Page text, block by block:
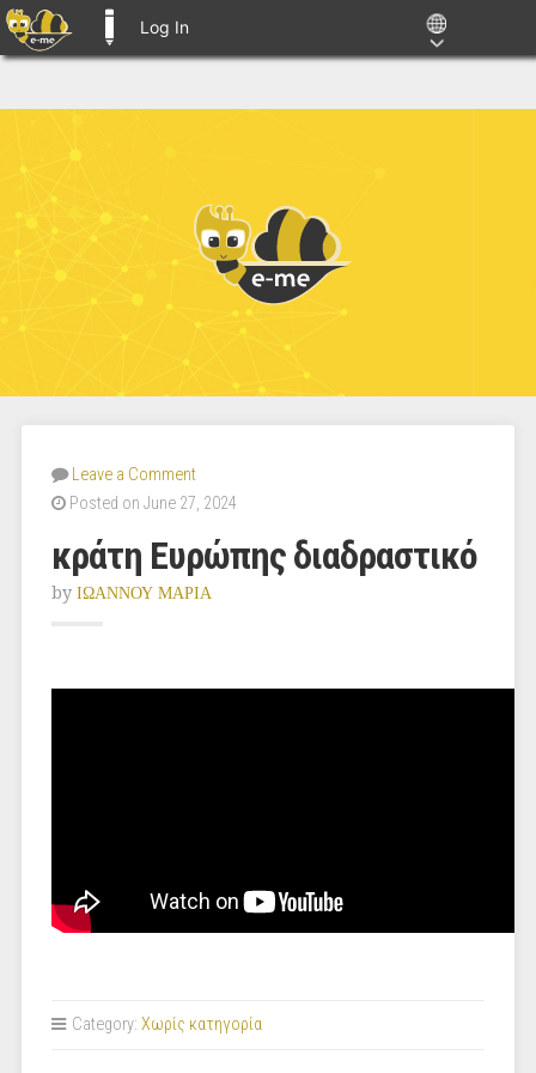
Log In
Leave a Comment
Posted on June 27, 2024
κράτη Ευρώπης διαδραστικό
by ΙΩΑΝΝΟΥ ΜΑΡΙΑ
Category: Χωρίς κατηγορία